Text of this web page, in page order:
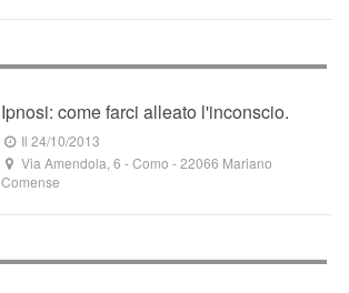
Ipnosi: come farci alleato l'inconscio.
Il 24/10/2013
Via Amendola, 6 - Como -22066 Mariano
Comense